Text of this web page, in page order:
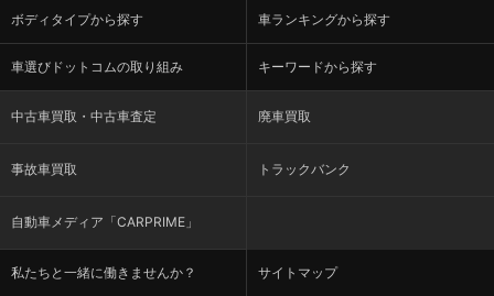
ボディタイプから探す 車ランキングから探す
車選びドットコムの取り組み キーワードから探す
中古車買取・中古車査定 廃車買取
事故車買取 トラックバンク
自動車メディア「CARPRIME」
私たちと一緒に働きませんか？ サイトマップ